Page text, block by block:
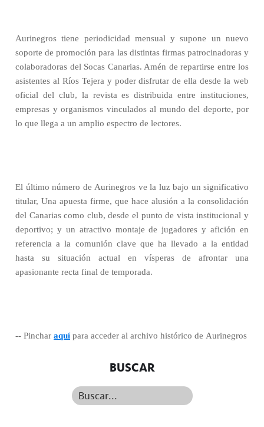
Aurinegros tiene periodicidad mensual y supone un nuevo
soporte de promoción para las distintas firmas patrocinadoras y
colaboradoras del Socas Canarias. Amén de repartirse entre los
asistentes al Ríos Tejera y poder disfrutar de ella desde la web
oficial del club, la revista es distribuida entre instituciones,
empresas y organismos vinculados al mundo del deporte, por
lo que llega a un amplio espectro de lectores.
El último número de Aurinegros ve la luz bajo un significativo
titular, Una apuesta firme, que hace alusión a la consolidación
del Canarias como club, desde el punto de vista institucional y
deportivo; y un atractivo montaje de jugadores y afición en
referencia a la comunión clave que ha llevado a la entidad
hasta su situación actual en vísperas de afrontar una
apasionante recta final de temporada.
-- Pinchar aquípara acceder al archivo histórico de Aurinegros
BUSCAR
Buscar...